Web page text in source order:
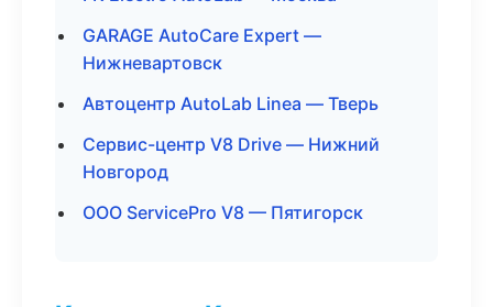
GARAGE AutoCare Expert —
Нижневартовск
Автоцентр AutoLab Linea — Тверь
Сервис-центр V8 Drive — Нижний
Новгород
ООО ServicePro V8 — Пятигорск